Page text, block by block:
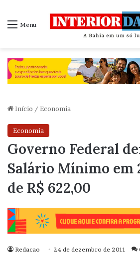
Menu
Início / Economia
Economia
Governo Federal
Salário Mínimo em
de R$ 622,00
Redacao 24 de dezembro de 2011